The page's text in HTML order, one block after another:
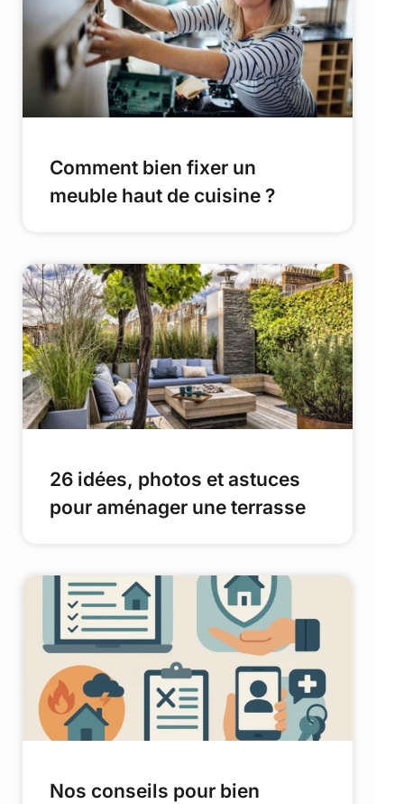
Comment bien fixer un
meuble haut de cuisine ?
26 idées, photos et astuces
pour aménager une terrasse
Nos conseils pour bien